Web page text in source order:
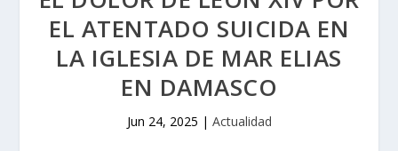
EL ATENTADO SUICIDA EN
LA IGLESIA DE MAR ELIAS
EN DAMASCO
Jun 24, 2025 | Actualidad